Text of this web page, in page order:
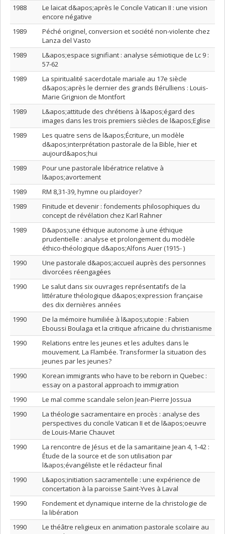
1988
Le laicat d&apos;après le Concile Vatican II : une vision
encore négative
1989
Péché originel, conversion et société non-violente chez
Lanza del Vasto
1989
L&apos;espace signifiant : analyse sémiotique de Lc 9 :
57-62
1989
La spiritualité sacerdotale mariale au 17e siècle
d&apos;après le dernier des grands Bérulliens : Louis-
Marie Grignion de Montfort
1989
L&apos;attitude des chrétiens à l&apos;égard des
images dans les trois premiers siècles de l&apos;Eglise
1989
Les quatre sens de l&apos;Écriture, un modèle
d&apos;interprétation pastorale de la Bible, hier et
aujourd&apos;hui
1989
Pour une pastorale libératrice relative à
l&apos;avortement
1989
RM 8,31-39, hymne ou plaidoyer?
1989
Finitude et devenir : fondements philosophiques du
concept de révélation chez Karl Rahner
1989
D&apos;une éthique autonome à une éthique
prudentielle : analyse et prolongement du modèle
éthico-théologique d&apos;Alfons Auer (1915- )
1990
Une pastorale d&apos;accueil auprès des personnes
divorcées réengagées
1990
Le salut dans six ouvrages représentatifs de la
littérature théologique d&apos;expression française
des dix dernières années
1990
De la mémoire humiliée à l&apos;utopie : Fabien
Eboussi Boulaga et la critique africaine du christianisme
1990
Relations entre les jeunes et les adultes dans le
mouvement. La Flambée. Transformer la situation des
jeunes par les jeunes?
1990
Korean immigrants who have to be reborn in Quebec :
essay on a pastoral approach to immigration
1990
Le mal comme scandale selon Jean-Pierre Jossua
1990
La théologie sacramentaire en procès : analyse des
perspectives du concile Vatican II et de l&apos;oeuvre
de Louis-Marie Chauvet
1990
La rencontre de Jésus et de la samaritaine Jean 4, 1-42 :
Étude de la source et de son utilisation par
l&apos;évangéliste et le rédacteur final
1990
L&apos;initiation sacramentelle : une expérience de
concertation à la paroisse Saint-Yves à Laval
1990
Fondement et dynamique interne de la christologie de
la libération
1990
Le théâtre religieux en animation pastorale scolaire au